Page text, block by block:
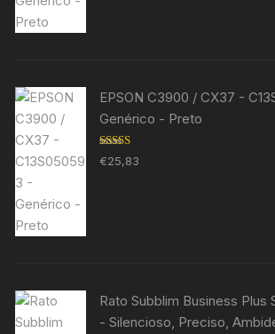
EPSON C3900 / CX37 -
Genérico - Preto
Avaliação
5.00de 5
€25,83
Rato Subblim Business Plus
- Silencioso, Preciso,